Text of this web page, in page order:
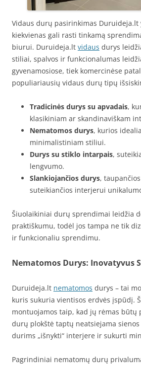
Vidaus durų pasirinkimas
kiekvienas gali rasti tinkamą
biurui. Duruideja.lt vidaus durys
stiliai, spalvos ir funkcionalumas
gyvenamosiose, tiek komercinėse
populiariausių vidaus durų tipų
Tradicinės durys su apvadais,
klasikiniam ar skandinaviškam
Nematomos durys, kurios
minimalistiniam stiliui.
Durys su stiklo intarpais,
lengvumo.
Slankiojančios durys,
suteikiančios interjerui
Šiuolaikiniai durų sprendimai leidžia
praktiškumu, todėl jos tampa ne tik
ir funkcionaliu sprendimu.
Nematomos Durys: Inovatyvus
Duruideja.lt nematomos durys – tai
kuris sukuria vientisos erdvės įspūdį.
montuojamos taip, kad jų rėmas būtų
durų plokštė taptų neatsiejama
durims „išnykti“ interjere ir sukurti
Pagrindiniai nematomų durų